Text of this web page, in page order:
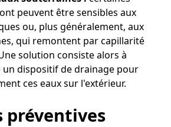
peuvent être sensibles aux
ou, plus généralement, aux
qui remontent par capillarité
solution consiste alors à
un dispositif de drainage pour
ces eaux sur l'extérieur.
préventives